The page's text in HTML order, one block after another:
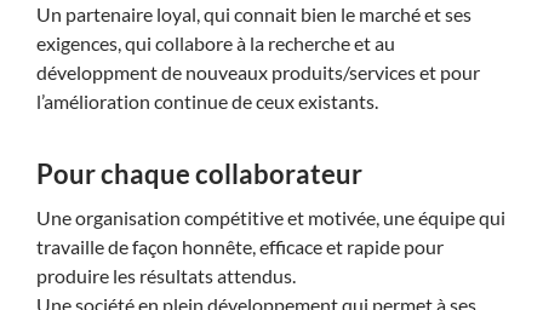
Un partenaire loyal, qui connait bien le marché et ses
exigences, qui collabore à la recherche et au
développment de nouveaux produits/services et pour
l’amélioration continue de ceux existants.
Pour chaque collaborateur
Une organisation compétitive et motivée, une équipe qui
travaille de façon honnête, efficace et rapide pour
produire les résultats attendus.
Une société en plein développement qui permet à ses